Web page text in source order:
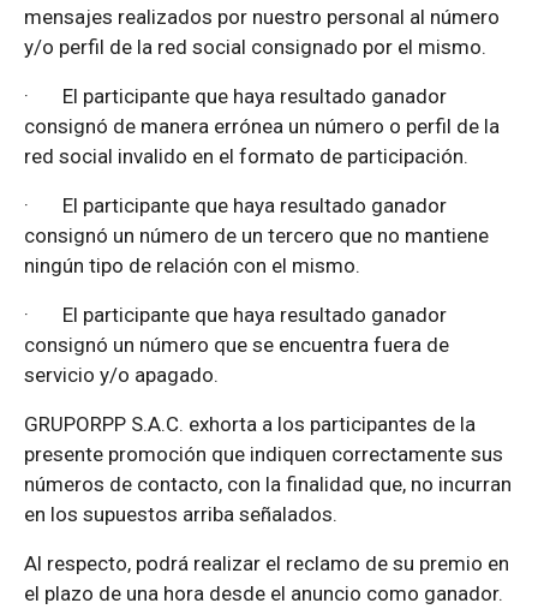
mensajes realizados por nuestro personal al número
y/o perfil de la red social consignado por el mismo.
· El participante que haya resultado ganador
consignó de manera errónea un número o perfil de la
red social invalido en el formato de participación.
· El participante que haya resultado ganador
consignó un número de un tercero que no mantiene
ningún tipo de relación con el mismo.
· El participante que haya resultado ganador
consignó un número que se encuentra fuera de
servicio y/o apagado.
GRUPORPP S.A.C. exhorta a los participantes de la
presente promoción que indiquen correctamente sus
números de contacto, con la finalidad que, no incurran
en los supuestos arriba señalados.
Al respecto, podrá realizar el reclamo de su premio en
el plazo de una hora desde el anuncio como ganador.